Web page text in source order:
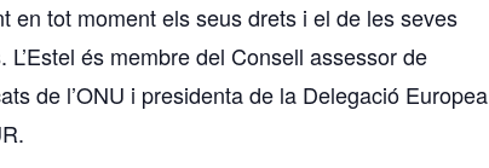
en tot moment els seus drets i el de les seves
L’Estel és membre del Consell assessor de
de l’ONU i presidenta de la Delegació Europea